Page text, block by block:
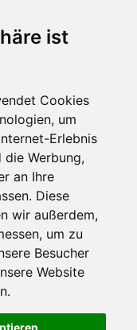
ist
Cookies
um
Erlebnis
Werbung,
an Ihre
Diese
wir außerdem,
um zu
Besucher
Website